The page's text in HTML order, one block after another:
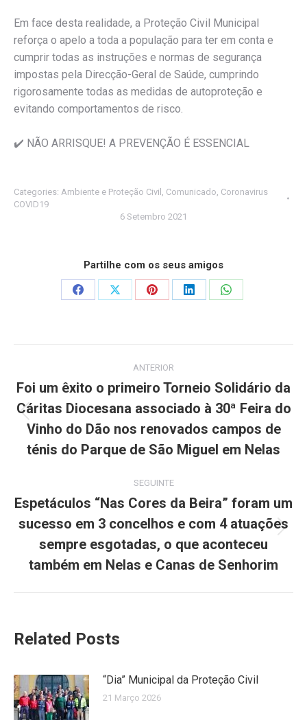
Em face desta realidade, a Proteção Civil Municipal
reforça o apelo a toda a população para ter em conta e
cumprir todas as instruções e normas de segurança
impostas pela Direcção-Geral de Saúde, cumprindo
rigorosamente todas as medidas de autoproteção e
evitando comportamentos de risco.
✔️ NÃO ARRISQUE! A PREVENÇÃO É ESSENCIAL
Categories: Ambiente e Proteção Civil , Comunicado, Coronavirus
COVID19
6 Setembro 2021
Partilhe com os seus amigos
Share
Share
Share
Share
Share
navigation
ANTERIOR
post:
Foi um êxito o primeiro Torneio Solidário da
Cáritas Diocesana associado à 30ª Feira do
Vinho do Dão nos renovados campos de
ténis do Parque de São Miguel em Nelas
SEGUINTE
post:
Espetáculos “Nas Cores da Beira” foram um
sucesso em 3 concelhos e com 4 atuações
sempre esgotadas, o que aconteceu
também em Nelas e Canas de Senhorim
Related Posts
“Dia” Municipal da Proteção Civil
21 Março 2026